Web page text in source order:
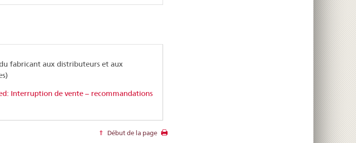
fabricant aux distributeurs et aux
Interruption de vente – recommandations
Début de la page